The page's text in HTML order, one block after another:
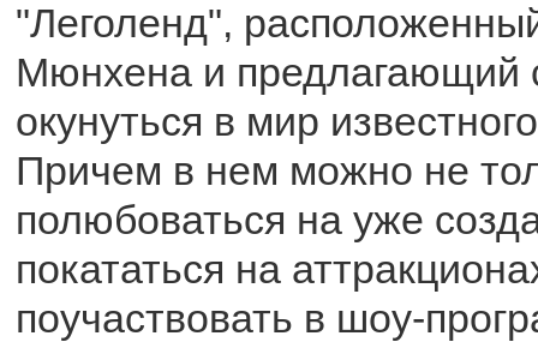
"Леголенд",
Мюнхена и предлагающий
окунуться в мир
Причем в нем можно не
полюбоваться на уже
покататься на
поучаствовать в шоу-